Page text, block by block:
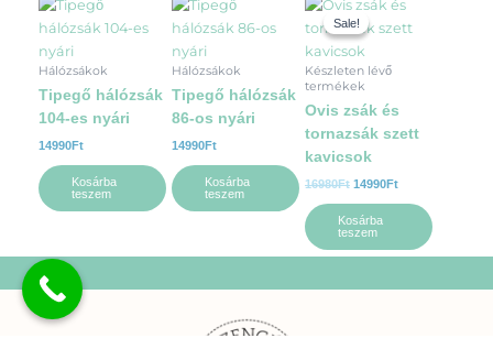
Hálózsákok
Tipegő hálózsák
104-es nyári
14990Ft
Kosárba
teszem
Hálózsákok
Tipegő hálózsák
86-os nyári
14990Ft
Kosárba
teszem
Sale!
Sale!
Készleten lévő
termékek
Ovis zsák és
tornazsák szett
kavicsok
16980Ft
was:
16980Ft.
14990Ft
is:
Kosárba
teszem